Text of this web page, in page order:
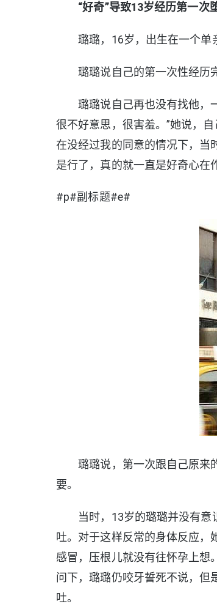
“好奇”导致13岁经历第一次
璐璐，16岁，出生在一个单亲
璐璐说自己的第一次性经历完
璐璐说自己再也没有找他，一
很不好意思，很害羞。”她说，
在没经过我的同意的情况下，当
是行了，真的就一直是好奇心在作
#p#副标题#e#
璐璐说，第一次跟自己原来的
要。
当时，13岁的璐璐并没有意
吐。对于这样反常的身体反应，
感冒，压根儿就没有往怀孕上想
问下，璐璐仍咬牙誓死不说，但
吐。